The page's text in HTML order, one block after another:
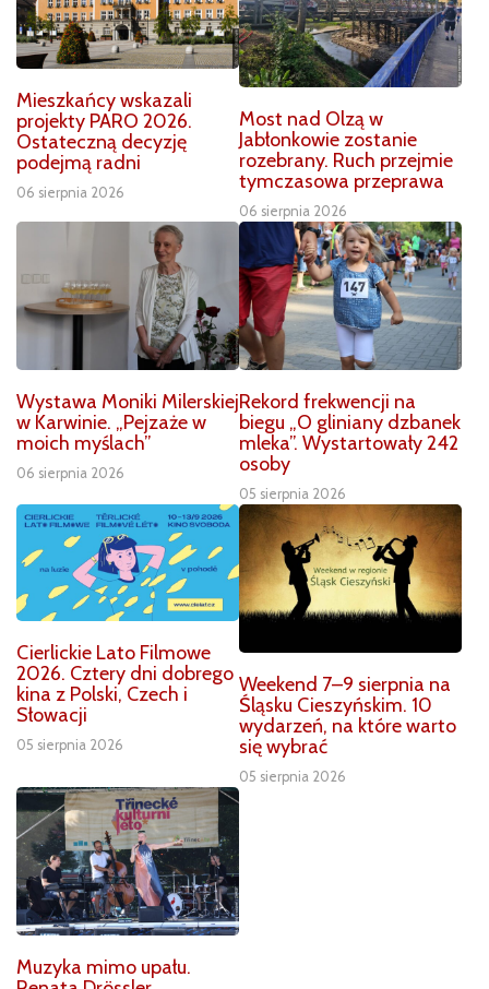
Mieszkańcy wskazali
projekty PARO 2026.
Ostateczną decyzję
podejmą radni
06 sierpnia 2026
Most nad Olzą w
Jabłonkowie zostanie
rozebrany. Ruch przejmie
tymczasowa przeprawa
06 sierpnia 2026
Wystawa Moniki Milerskiej
w Karwinie. „Pejzaże w
moich myślach”
06 sierpnia 2026
Rekord frekwencji na
biegu „O gliniany dzbanek
mleka”. Wystartowały 242
osoby
05 sierpnia 2026
Cierlickie Lato Filmowe
2026. Cztery dni dobrego
kina z Polski, Czech i
Słowacji
05 sierpnia 2026
Weekend 7–9 sierpnia na
Śląsku Cieszyńskim. 10
wydarzeń, na które warto
się wybrać
05 sierpnia 2026
Muzyka mimo upału.